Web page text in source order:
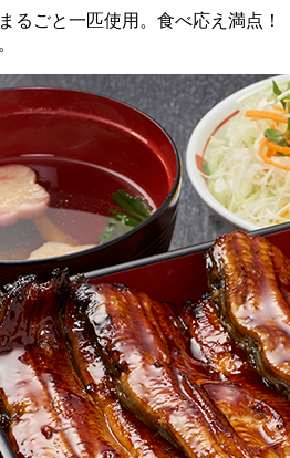
るごと一匹使用。食べ応え満点！